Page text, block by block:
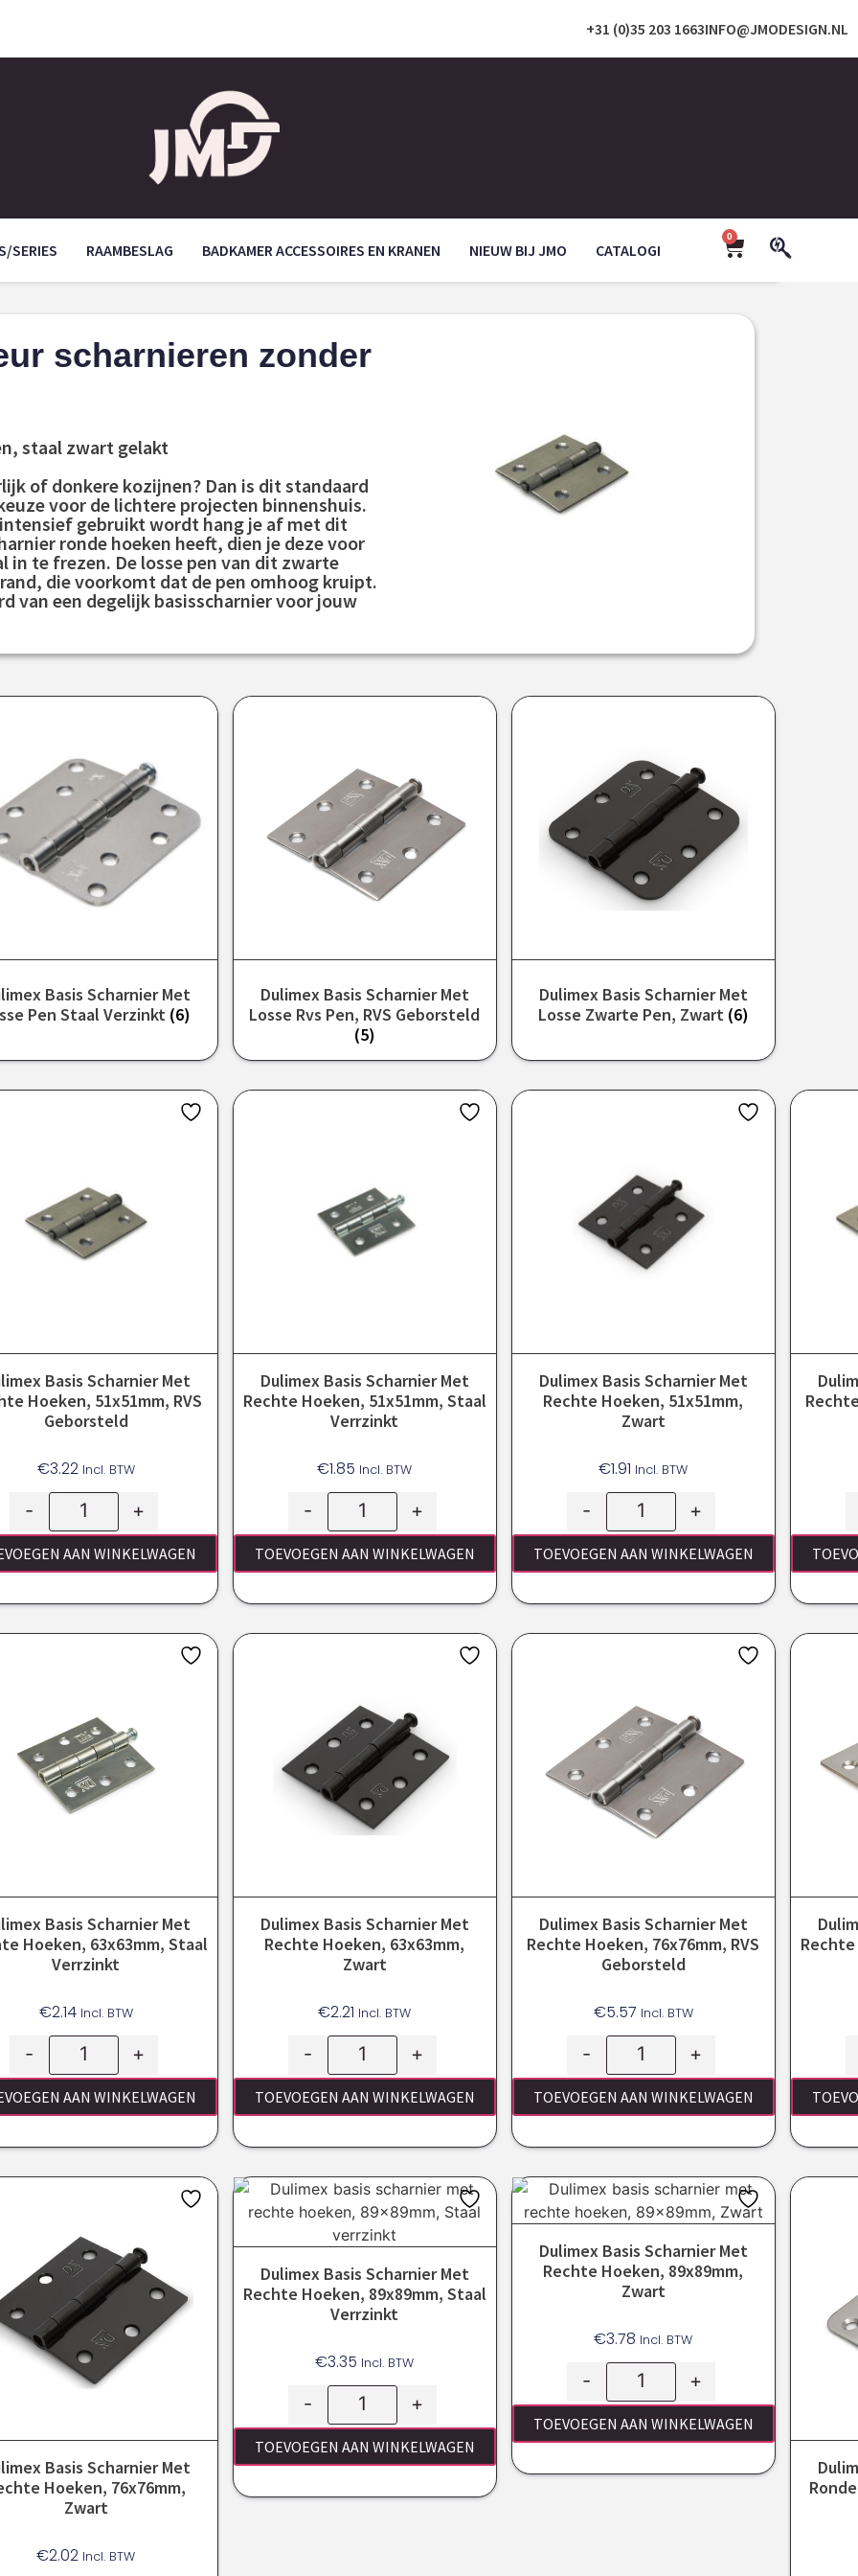
INFO@JMODESIGN.NL
+31 (0)35 203 1663
SERIES RAAMBESLAG BADKAMER ACCESSOIRES EN KRANEN NIEUW BIJ JMO CATALOGI
0
scharnieren zonder
staal zwart gelakt
of donkere kozijnen? Dan is dit standaard
voor de lichtere projecten binnenshuis.
gebruikt wordt hang je af met dit
ronde hoeken heeft, dien je deze voor
te frezen. De losse pen van dit zwarte
die voorkomt dat de pen omhoog kruipt.
van een degelijk basisscharnier voor jouw
Basis Scharnier Met
Pen Staal Verzinkt (6)
Dulimex Basis Scharnier Met
Losse Rvs Pen, RVS Geborsteld
(5)
Dulimex Basis Scharnier Met
Losse Zwarte Pen, Zwart (6)
Basis Scharnier Met
Hoeken, 51x51mm, RVS
Geborsteld
€3.22 Incl. BTW
- +
AAN WINKELWAGEN
Dulimex Basis Scharnier Met
Rechte Hoeken, 51x51mm, Staal
Verrzinkt
€1.85 Incl. BTW
- +
TOEVOEGEN AAN WINKELWAGEN
Dulimex Basis Scharnier Met
Rechte Hoeken, 51x51mm,
Zwart
€1.91 Incl. BTW
- +
TOEVOEGEN AAN WINKELWAGEN
Basis Scharnier Met
Hoeken, 63x63mm, Staal
Verrzinkt
€2.14 Incl. BTW
- +
AAN WINKELWAGEN
Dulimex Basis Scharnier Met
Rechte Hoeken, 63x63mm,
Zwart
€2.21 Incl. BTW
- +
TOEVOEGEN AAN WINKELWAGEN
Dulimex Basis Scharnier Met
Rechte Hoeken, 76x76mm, RVS
Geborsteld
€5.57 Incl. BTW
- +
TOEVOEGEN AAN WINKELWAGEN
Basis Scharnier Met
Hoeken, 76x76mm,
Zwart
€2.02 Incl. BTW
Dulimex Basis Scharnier Met
Rechte Hoeken, 89x89mm, Staal
Verrzinkt
€3.35 Incl. BTW
- +
TOEVOEGEN AAN WINKELWAGEN
Dulimex Basis Scharnier Met
Rechte Hoeken, 89x89mm,
Zwart
€3.78 Incl. BTW
- +
TOEVOEGEN AAN WINKELWAGEN